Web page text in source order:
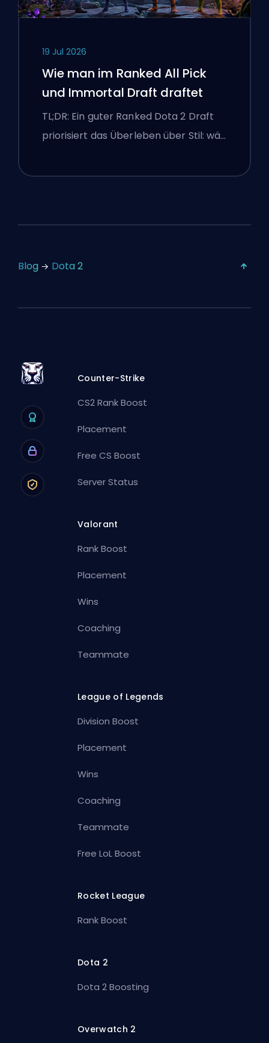
19 Jul 2026
Wie man im Ranked All Pick
und Immortal Draft draftet
TL;DR: Ein guter Ranked Dota 2 Draft
priorisiert das Überleben über Stil: wä…
Blog Dota 2
Counter-Strike
CS2 Rank Boost
Placement
Free CS Boost
Server Status
Valorant
Rank Boost
Placement
Wins
Coaching
Teammate
League of Legends
Division Boost
Placement
Wins
Coaching
Teammate
Free LoL Boost
Rocket League
Rank Boost
Dota 2
Dota 2 Boosting
Overwatch 2